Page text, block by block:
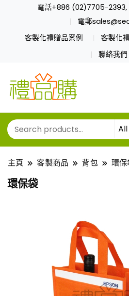
電話+886 (02)7705-
電郵
客製化禮贈品案例
客製化
聯絡我們
主頁 客製商品 背包 環保
環保袋